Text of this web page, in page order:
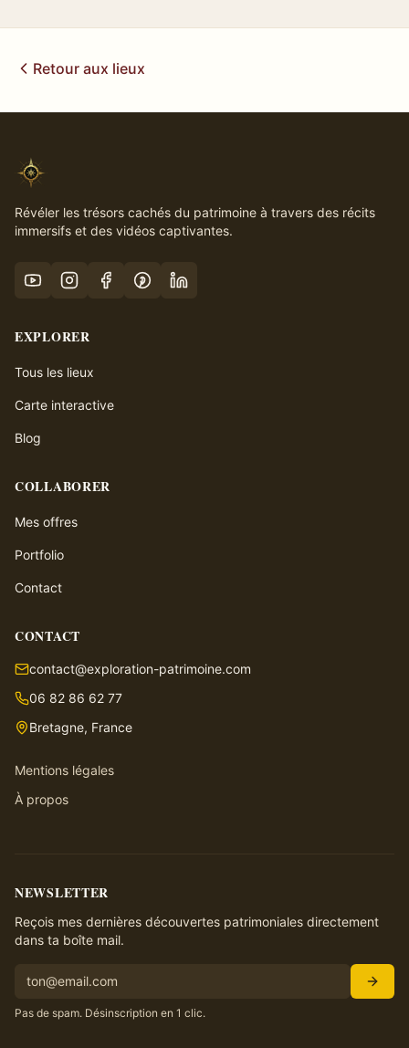
Retour aux lieux
Révéler les trésors cachés du patrimoine à travers des récits
immersifs et des vidéos captivantes.
EXPLORER
Tous les lieux
Carte interactive
Blog
COLLABORER
Mes offres
Portfolio
Contact
CONTACT
contact@exploration-patrimoine.com
06 82 86 62 77
Bretagne, France
Mentions légales
À propos
NEWSLETTER
Reçois mes dernières découvertes patrimoniales directement
dans ta boîte mail.
Pas de spam. Désinscription en 1 clic.